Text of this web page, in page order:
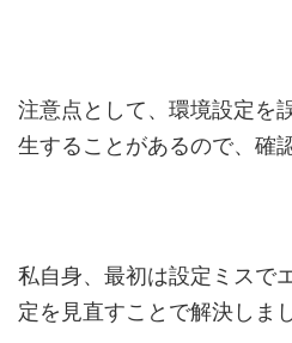
注意点として、環境設定を
生することがあるので、確
私自身、最初は設定ミスで
定を見直すことで解決しま